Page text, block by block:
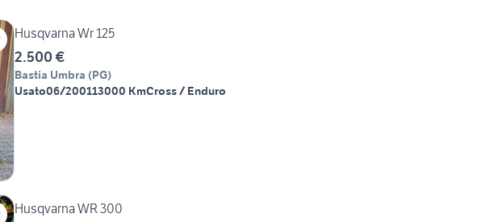
Husqvarna Wr 125
2.500 €
Bastia Umbra (PG)
Usato06/200113000 KmCross / Enduro
Husqvarna WR 300